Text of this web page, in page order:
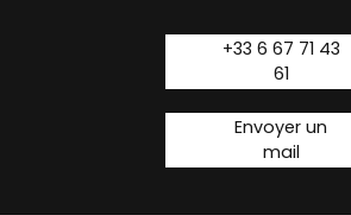
+33 6 67 71 43
61
Envoyer un
mail